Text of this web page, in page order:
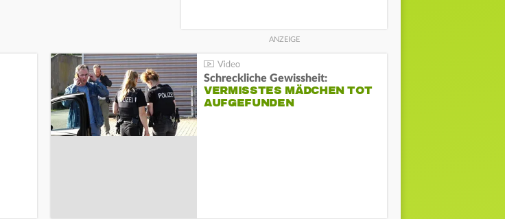
Schreckliche Gewissheit:
VERMISSTES MÄDCHEN TOT
AUFGEFUNDEN